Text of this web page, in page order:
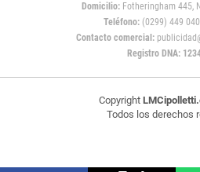
Domicilio:Fotheringham 445,
Teléfono: (0299) 449
Contacto comercial:
Registro DNA:
Copyright
Todos los derechos